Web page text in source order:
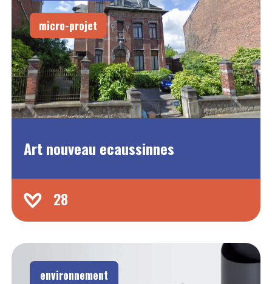
micro-projet
Art nouveau ecaussinnes
28
environnement